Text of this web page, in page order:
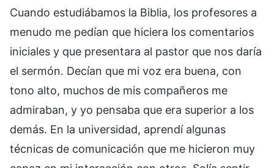
Cuando estudiábamos la Biblia, los profesores a
menudo me pedían que hiciera los comentarios
iniciales y que presentara al pastor que nos daría
el sermón. Decían que mi voz era buena, con
tono alto, muchos de mis compañeros me
admiraban, y yo pensaba que era superior a los
demás. En la universidad, aprendí algunas
técnicas de comunicación que me hicieron muy